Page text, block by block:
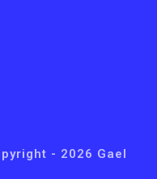
- 2026 Gael